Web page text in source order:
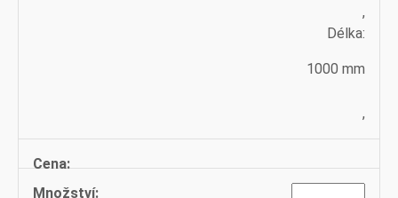
,
Délka:
1000 mm
,